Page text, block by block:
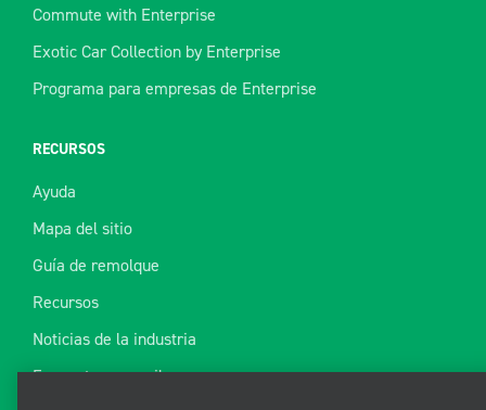
Commute with Enterprise
Exotic Car Collection by Enterprise
Programa para empresas de Enterprise
RECURSOS
Ayuda
Mapa del sitio
Guía de remolque
Recursos
Noticias de la industria
Encuentre un recibo
Utilizamos cookies para